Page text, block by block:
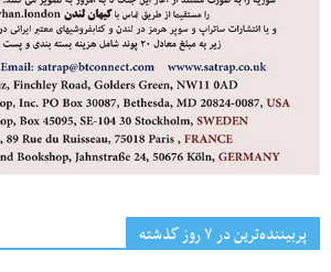
پربیننده‌ترین‌ در ۷ روز گذشته